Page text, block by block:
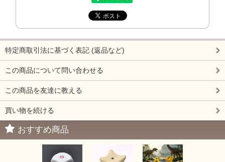
特定商取引法に基づく表記 (返品など)
この商品について問い合わせる
この商品を友達に教える
買い物を続ける
おすすめ商品